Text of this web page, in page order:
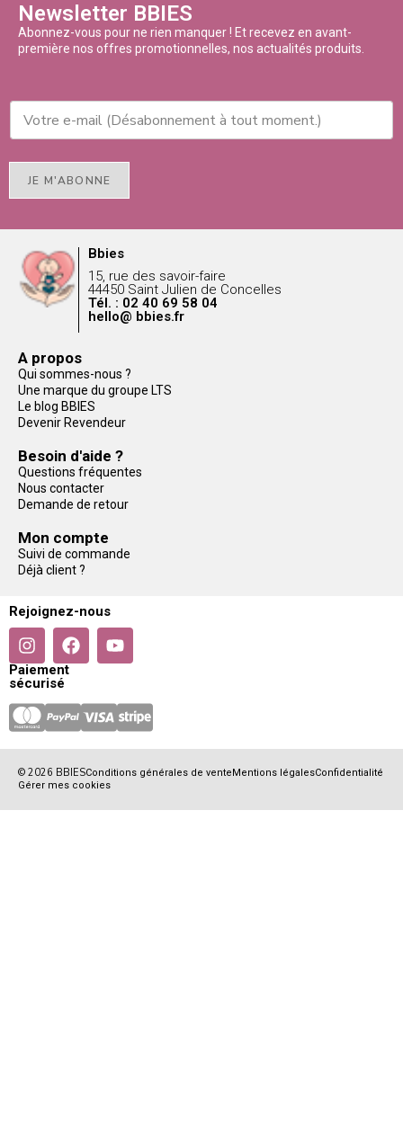
Newsletter BBIES
Abonnez-vous pour ne rien manquer ! Et recevez en avant-
première nos offres promotionnelles, nos actualités produits.
JE M'ABONNE
Bbies
15, rue des savoir-faire
44450 Saint Julien de Concelles
Tél. : 02 40 69 58 04
hello@ bbies.fr
A propos
Qui sommes-nous ?
Une marque du groupe LTS
Le blog BBIES
Devenir Revendeur
Besoin d'aide ?
Questions fréquentes
Nous contacter
Demande de retour
Mon compte
Suivi de commande
Déjà client ?
Rejoignez-nous
Paiement
sécurisé
© 2026 BBIESConditions générales de vente Mentions légalesConfidentialité
Gérer mes cookies